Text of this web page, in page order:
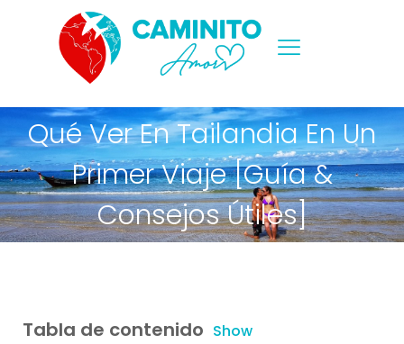
Qué Ver En Tailandia En Un
Primer Viaje [Guía &
Consejos Útiles]
Tabla de contenido Show